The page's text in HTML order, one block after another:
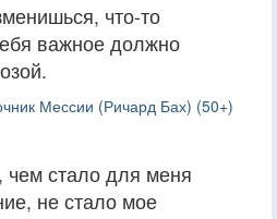
что-то
важное должно
Мессии (Ричард Бах) (50+)
чем стало для меня
не стало мое